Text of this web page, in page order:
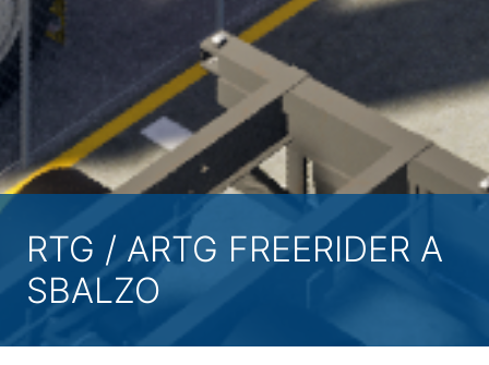
RTG / ARTG FREERIDER A
SBALZO